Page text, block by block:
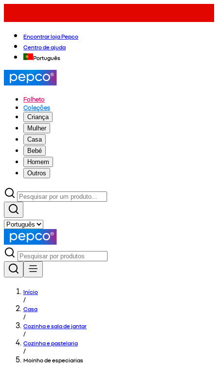
Encontrar loja Pepco
Centro de ajuda
Português
Folheto
Coleções
Criança
Mulher
Casa
Bebé
Homem
Outros
Início
/
Casa
/
Cozinha e sala de jantar
/
Cozinha e pastelaria
/
Moinho de especiarias